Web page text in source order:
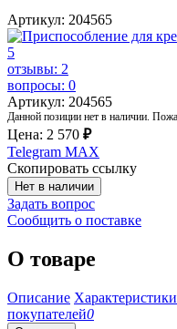
Артикул: 204565
5
отзывы: 2
вопросы: 0
Артикул: 204565
Данной позиции нет в наличии.
Цена: 2 570 ₽
Telegram MAX
Скопировать ссылку
Нет в наличии
Задать вопрос
Сообщить о поставке
О товаре
Описание Характеристики
покупателей0